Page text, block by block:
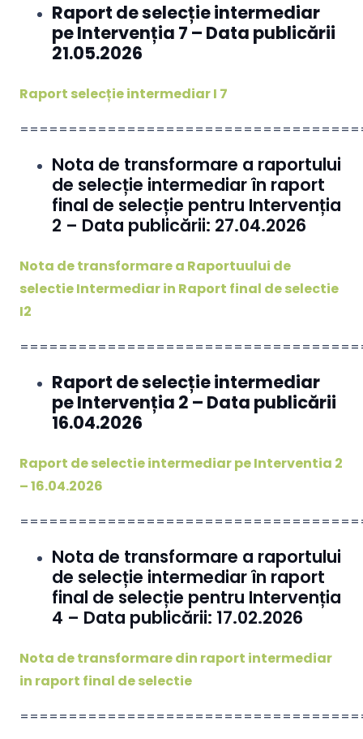
Raport de selecție intermediar
pe Intervenția 7 – Data publicării
21.05.2026
Raport selecție intermediar I 7
Nota de transformare a raportului
de selecție intermediar în raport
final de selecție pentru Intervenția
2 – Data publicării: 27.04.2026
Nota de transformare a Raportuului de
selectie Intermediar in Raport final de selectie
I2
Raport de selecție intermediar
pe Intervenția 2 – Data publicării
16.04.2026
Raport de selectie intermediar pe Interventia 2
– 16.04.2026
Nota de transformare a raportului
de selecție intermediar în raport
final de selecție pentru Intervenția
4 – Data publicării: 17.02.2026
Nota de transformare din raport intermediar
in raport final de selectie